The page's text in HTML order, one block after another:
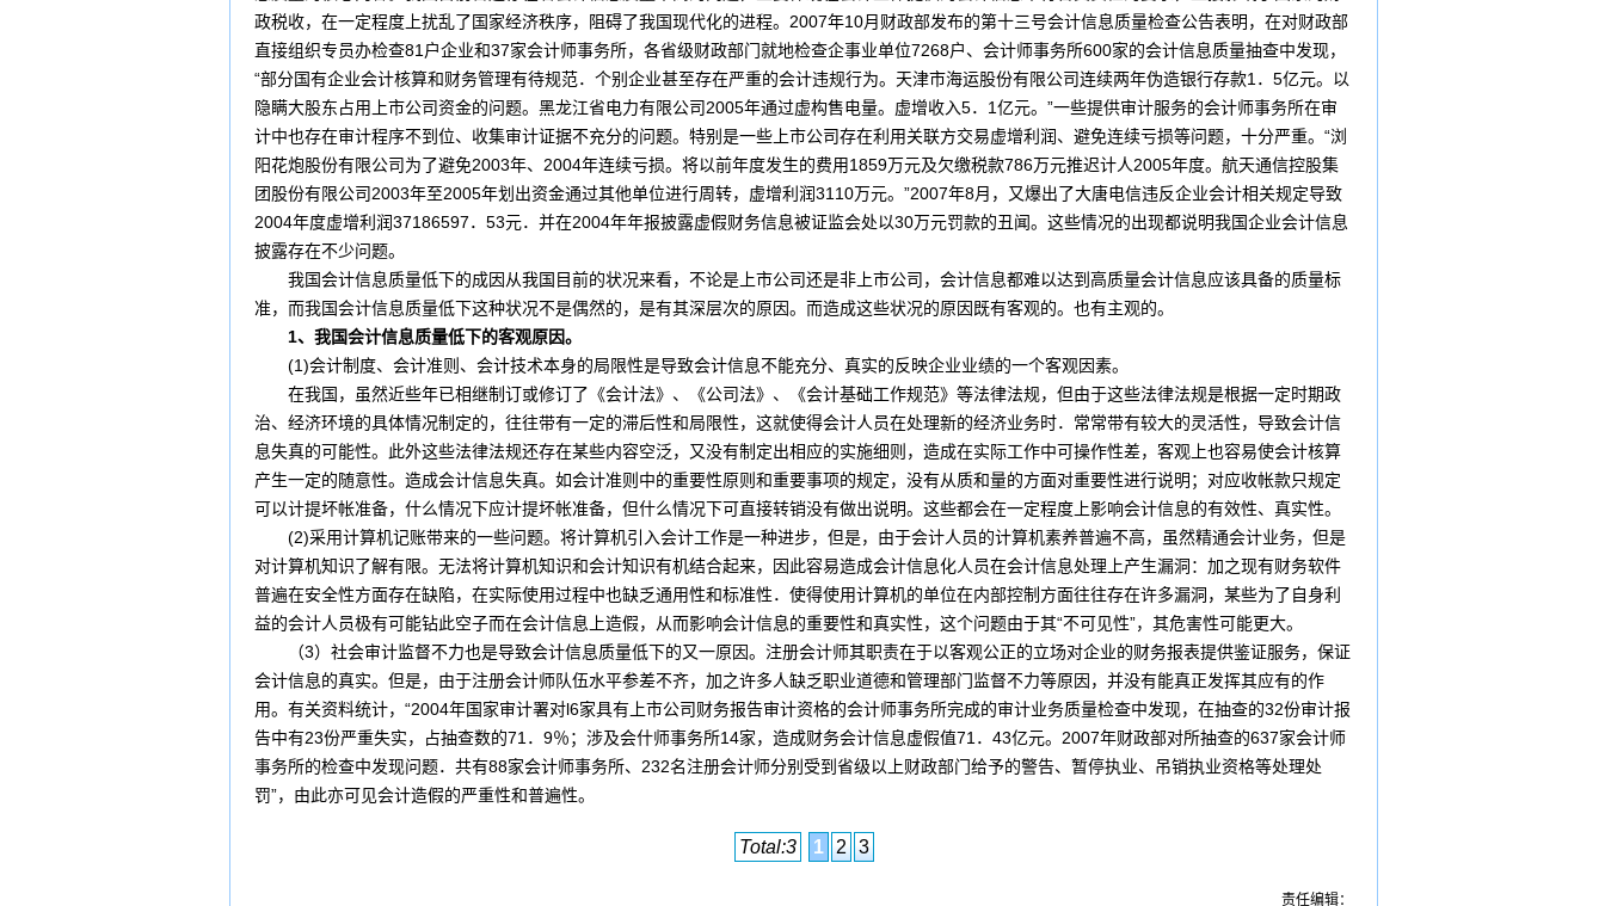
政税收，在一定程度上扰乱了国家经济秩序，阻碍了我国现代化的进程。2007年10月财政部发布的第十三号会计信息质量检查公告表明，在对财政部
直接组织专员办检查81户企业和37家会计师事务所，各省级财政部门就地检查企事业单位7268户、会计师事务所600家的会计信息质量抽查中发现，
“部分国有企业会计核算和财务管理有待规范．个别企业甚至存在严重的会计违规行为。天津市海运股份有限公司连续两年伪造银行存款1．5亿元。以
隐瞒大股东占用上市公司资金的问题。黑龙江省电力有限公司2005年通过虚构售电量。虚增收入5．1亿元。”一些提供审计服务的会计师事务所在审
计中也存在审计程序不到位、收集审计证据不充分的问题。特别是一些上市公司存在利用关联方交易虚增利润、避免连续亏损等问题，十分严重。“浏
阳花炮股份有限公司为了避免2003年、2004年连续亏损。将以前年度发生的费用1859万元及欠缴税款786万元推迟计人2005年度。航天通信控股集
团股份有限公司2003年至2005年划出资金通过其他单位进行周转，虚增利润3110万元。”2007年8月，又爆出了大唐电信违反企业会计相关规定导致
2004年度虚增利润37186597．53元．并在2004年年报披露虚假财务信息被证监会处以30万元罚款的丑闻。这些情况的出现都说明我国企业会计信息
披露存在不少问题。
我国会计信息质量低下的成因从我国目前的状况来看，不论是上市公司还是非上市公司，会计信息都难以达到高质量会计信息应该具备的质量标
准，而我国会计信息质量低下这种状况不是偶然的，是有其深层次的原因。而造成这些状况的原因既有客观的。也有主观的。
1、我国会计信息质量低下的客观原因。
(1)会计制度、会计准则、会计技术本身的局限性是导致会计信息不能充分、真实的反映企业业绩的一个客观因素。
在我国，虽然近些年已相继制订或修订了《会计法》、《公司法》、《会计基础工作规范》等法律法规，但由于这些法律法规是根据一定时期政
治、经济环境的具体情况制定的，往往带有一定的滞后性和局限性，这就使得会计人员在处理新的经济业务时．常常带有较大的灵活性，导致会计信
息失真的可能性。此外这些法律法规还存在某些内容空泛，又没有制定出相应的实施细则，造成在实际工作中可操作性差，客观上也容易使会计核算
产生一定的随意性。造成会计信息失真。如会计准则中的重要性原则和重要事项的规定，没有从质和量的方面对重要性进行说明；对应收帐款只规定
可以计提坏帐准备，什么情况下应计提坏帐准备，但什么情况下可直接转销没有做出说明。这些都会在一定程度上影响会计信息的有效性、真实性。
(2)采用计算机记账带来的一些问题。将计算机引入会计工作是一种进步，但是，由于会计人员的计算机素养普遍不高，虽然精通会计业务，但是
对计算机知识了解有限。无法将计算机知识和会计知识有机结合起来，因此容易造成会计信息化人员在会计信息处理上产生漏洞：加之现有财务软件
普遍在安全性方面存在缺陷，在实际使用过程中也缺乏通用性和标准性．使得使用计算机的单位在内部控制方面往往存在许多漏洞，某些为了自身利
益的会计人员极有可能钻此空子而在会计信息上造假，从而影响会计信息的重要性和真实性，这个问题由于其“不可见性”，其危害性可能更大。
（3）社会审计监督不力也是导致会计信息质量低下的又一原因。 注册会计师其职责在于以客观公正的立场对企业的财务报表提供鉴证服务，保证
会计信息的真实。但是，由于注册会计师队伍水平参差不齐，加之许多人缺乏职业道德和管理部门监督不力等原因，并没有能真正发挥其应有的作
用。有关资料统计，“2004年国家审计署对l6家具有上市公司财务报告审计资格的会计师事务所完成的审计业务质量检查中发现，在抽查的32份审计报
告中有23份严重失实，占抽查数的71．9％；涉及会什师事务所14家，造成财务会计信息虚假值71．43亿元。2007年财政部对所抽查的637家会计师
事务所的检查中发现问题．共有88家会计师事务所、232名注册会计师分别受到省级以上财政部门给予的警告、暂停执业、吊销执业资格等处理处
罚”，由此亦可见会计造假的严重性和普遍性。
Total:3 1 2 3
责任编辑：